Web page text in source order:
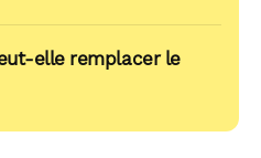
elle remplacer le